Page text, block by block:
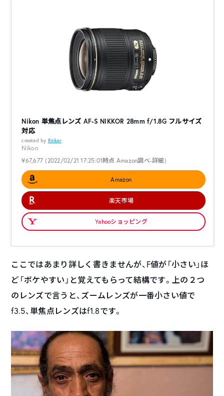
Nikon 単焦点レンズ AF-S NIKKOR 28mm f/1.8G フルサイズ
対応
created by Rinker
Nikon
¥67,677 (2022/02/21 17:25:01時点 Amazon調べ-詳細)
Amazon
楽天市場
Yahooショッピング
ここではあまり詳しく書きませんが、F値が「小さい」ほ
ど「ボケやすい」と覚えてもらって結構です。上の２つ
のレンズで言うと、ズームレンズが一番小さい値で
f3.5、単焦点レンズはf1.8です。